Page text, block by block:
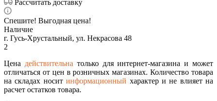
Рассчитать доставку
Спешите! Выгодная цена!
Наличие
г. Гусь-Хрустальный, ул. Некрасова 48
2
Цена действительна только для интернет-магазина и может
отличаться от цен в розничных магазинах. Количество товара
на складах носитинформационный характер и не влияет на
расчет остатков товара.